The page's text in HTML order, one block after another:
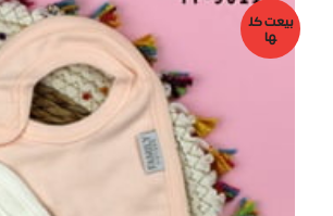
بيعت كل
ها